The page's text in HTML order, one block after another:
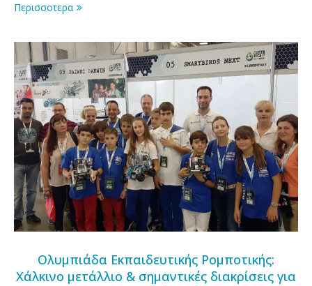
Περισσοτερα
Ολυμπιάδα Εκπαιδευτικής Ρομποτικής:
Χάλκινο μετάλλιο & σημαντικές διακρίσεις για